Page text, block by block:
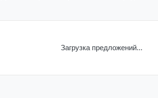
Загрузка предложений...